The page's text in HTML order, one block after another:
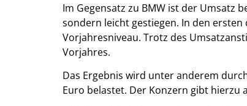
Im Gegensatz zu BMW ist der Umsatz
sondern leicht gestiegen. In den
Vorjahresniveau. Trotz des
Vorjahres.
Das Ergebnis wird unter anderem
Euro belastet. Der Konzern gibt hierzu